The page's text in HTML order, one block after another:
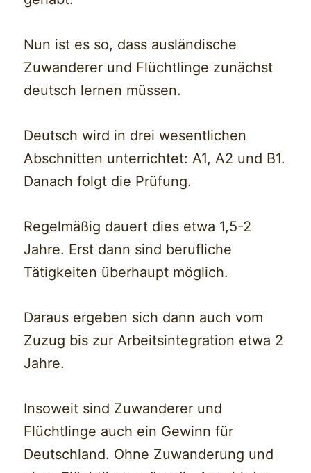
Nun ist es so, dass ausländische
Zuwanderer und Flüchtlinge zunächst
deutsch lernen müssen.
Deutsch wird in drei wesentlichen
Abschnitten unterrichtet: A1, A2 und B1.
Danach folgt die Prüfung.
Regelmäßig dauert dies etwa 1,5-2
Jahre. Erst dann sind berufliche
Tätigkeiten überhaupt möglich.
Daraus ergeben sich dann auch vom
Zuzug bis zur Arbeitsintegration etwa 2
Jahre.
Insoweit sind Zuwanderer und
Flüchtlinge auch ein Gewinn für
Deutschland. Ohne Zuwanderung und